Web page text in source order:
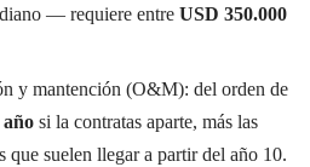
— requiere entre USD 350.000
y mantención (O&M): del orden de
si la contratas aparte, más las
que suelen llegar a partir del año 10.